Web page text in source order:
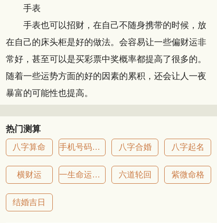
手表
手表也可以招财，在自己不随身携带的时候，放
在自己的床头柜是好的做法。会容易让一些偏财运非
常好，甚至可以是买彩票中奖概率都提高了很多的。
随着一些运势方面的好的因素的累积，还会让人一夜
暴富的可能性也提高。
热门测算
八字算命 手机号码吉凶 八字合婚 八字起名
横财运 一生命运详批 六道轮回 紫微命格
结婚吉日